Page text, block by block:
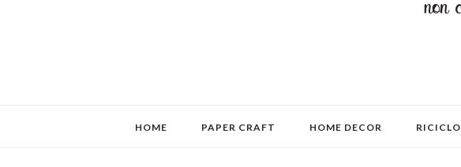
HOME PAPER CRAFT HOME DECOR RICICLO